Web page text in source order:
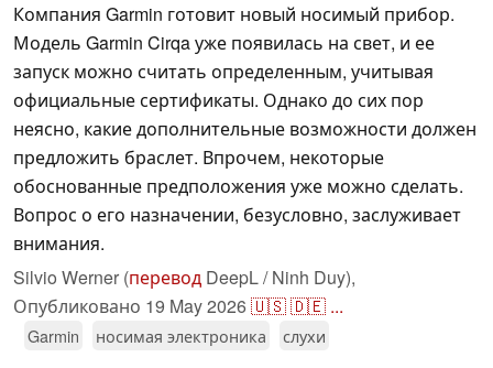
Компания Garmin готовит новый носимый прибор.
Модель Garmin Cirqa уже появилась на свет, и ее
запуск можно считать определенным, учитывая
официальные сертификаты. Однако до сих пор
неясно, какие дополнительные возможности должен
предложить браслет. Впрочем, некоторые
обоснованные предположения уже можно сделать.
Вопрос о его назначении, безусловно, заслуживает
внимания.
Silvio Werner (перевод DeepL / Ninh Duy),
Опубликовано 19 May 2026🇺🇸🇩🇪 ...
Garmin носимая электроника слухи